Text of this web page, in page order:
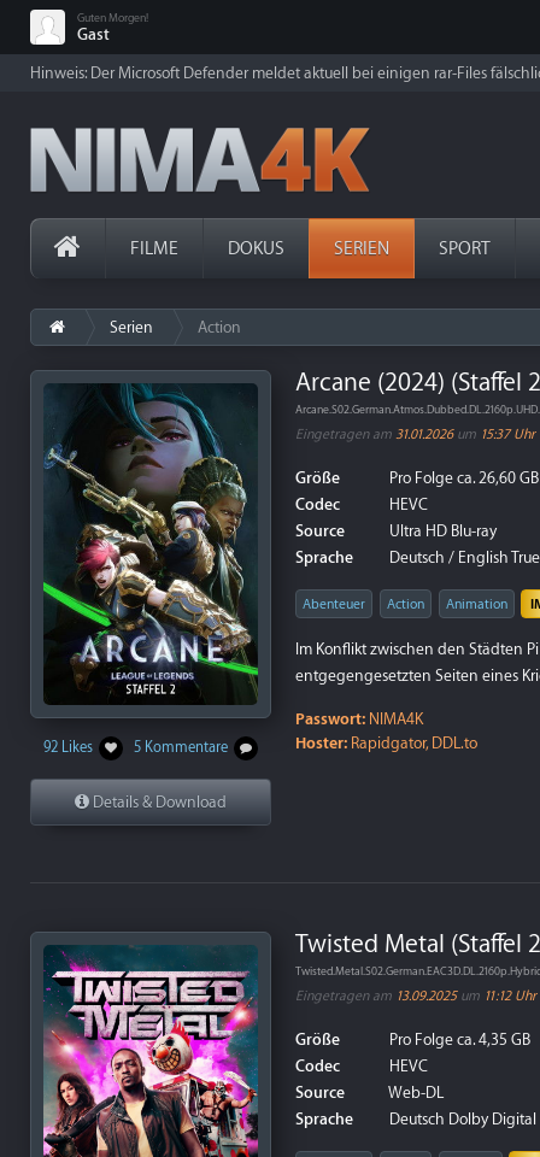
Guten Morgen!
Gast
Hinweis: Der Microsoft Defender meldet aktuell bei einigen rar-Files
FILME DOKUS SERIEN SPORT
Serien Action
92 Likes 5 Kommentare
Details & Download
Arcane (2024) (Staffel
Eingetragen am 31.01.2026um 15:37 Uhr
Größe
Pro Folge ca. 26,60 GB
Codec
HEVC
Source
Ultra HD Blu-ray
Sprache
Deutsch / English
Abenteuer Action Animation
Im Konflikt zwischen den Städten
entgegengesetzten Seiten eines
Passwort: NIMA4K
Hoster: Rapidgator, DDL.to
Twisted Metal (Staffel
Eingetragen am 13.09.2025um 11:12 Uhr
Größe
Pro Folge ca. 4,35 GB
Codec
HEVC
Source
Web-DL
Sprache
Deutsch Dolby Digital